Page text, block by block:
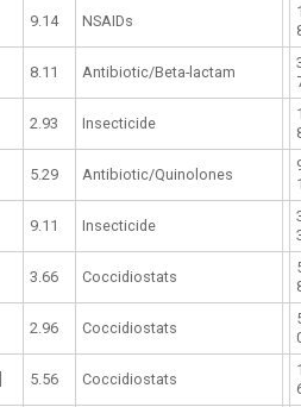
9.14 NSAIDs
8.11 Antibiotic/Beta-lactam
2.93 Insecticide
5.29 Antibiotic/Quinolones
9.11 Insecticide
3.66 Coccidiostats
2.96 Coccidiostats
5.56 Coccidiostats